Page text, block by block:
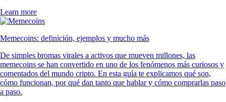
Learn more
Memecoins: definición, ejemplos y mucho más
De simples bromas virales a activos que mueven millones, las
memecoins se han convertido en uno de los fenómenos más curiosos y
comentados del mundo cripto. En esta guía te explicamos qué son,
cómo funcionan, por qué dan tanto que hablar y cómo comprarlas paso
a paso.